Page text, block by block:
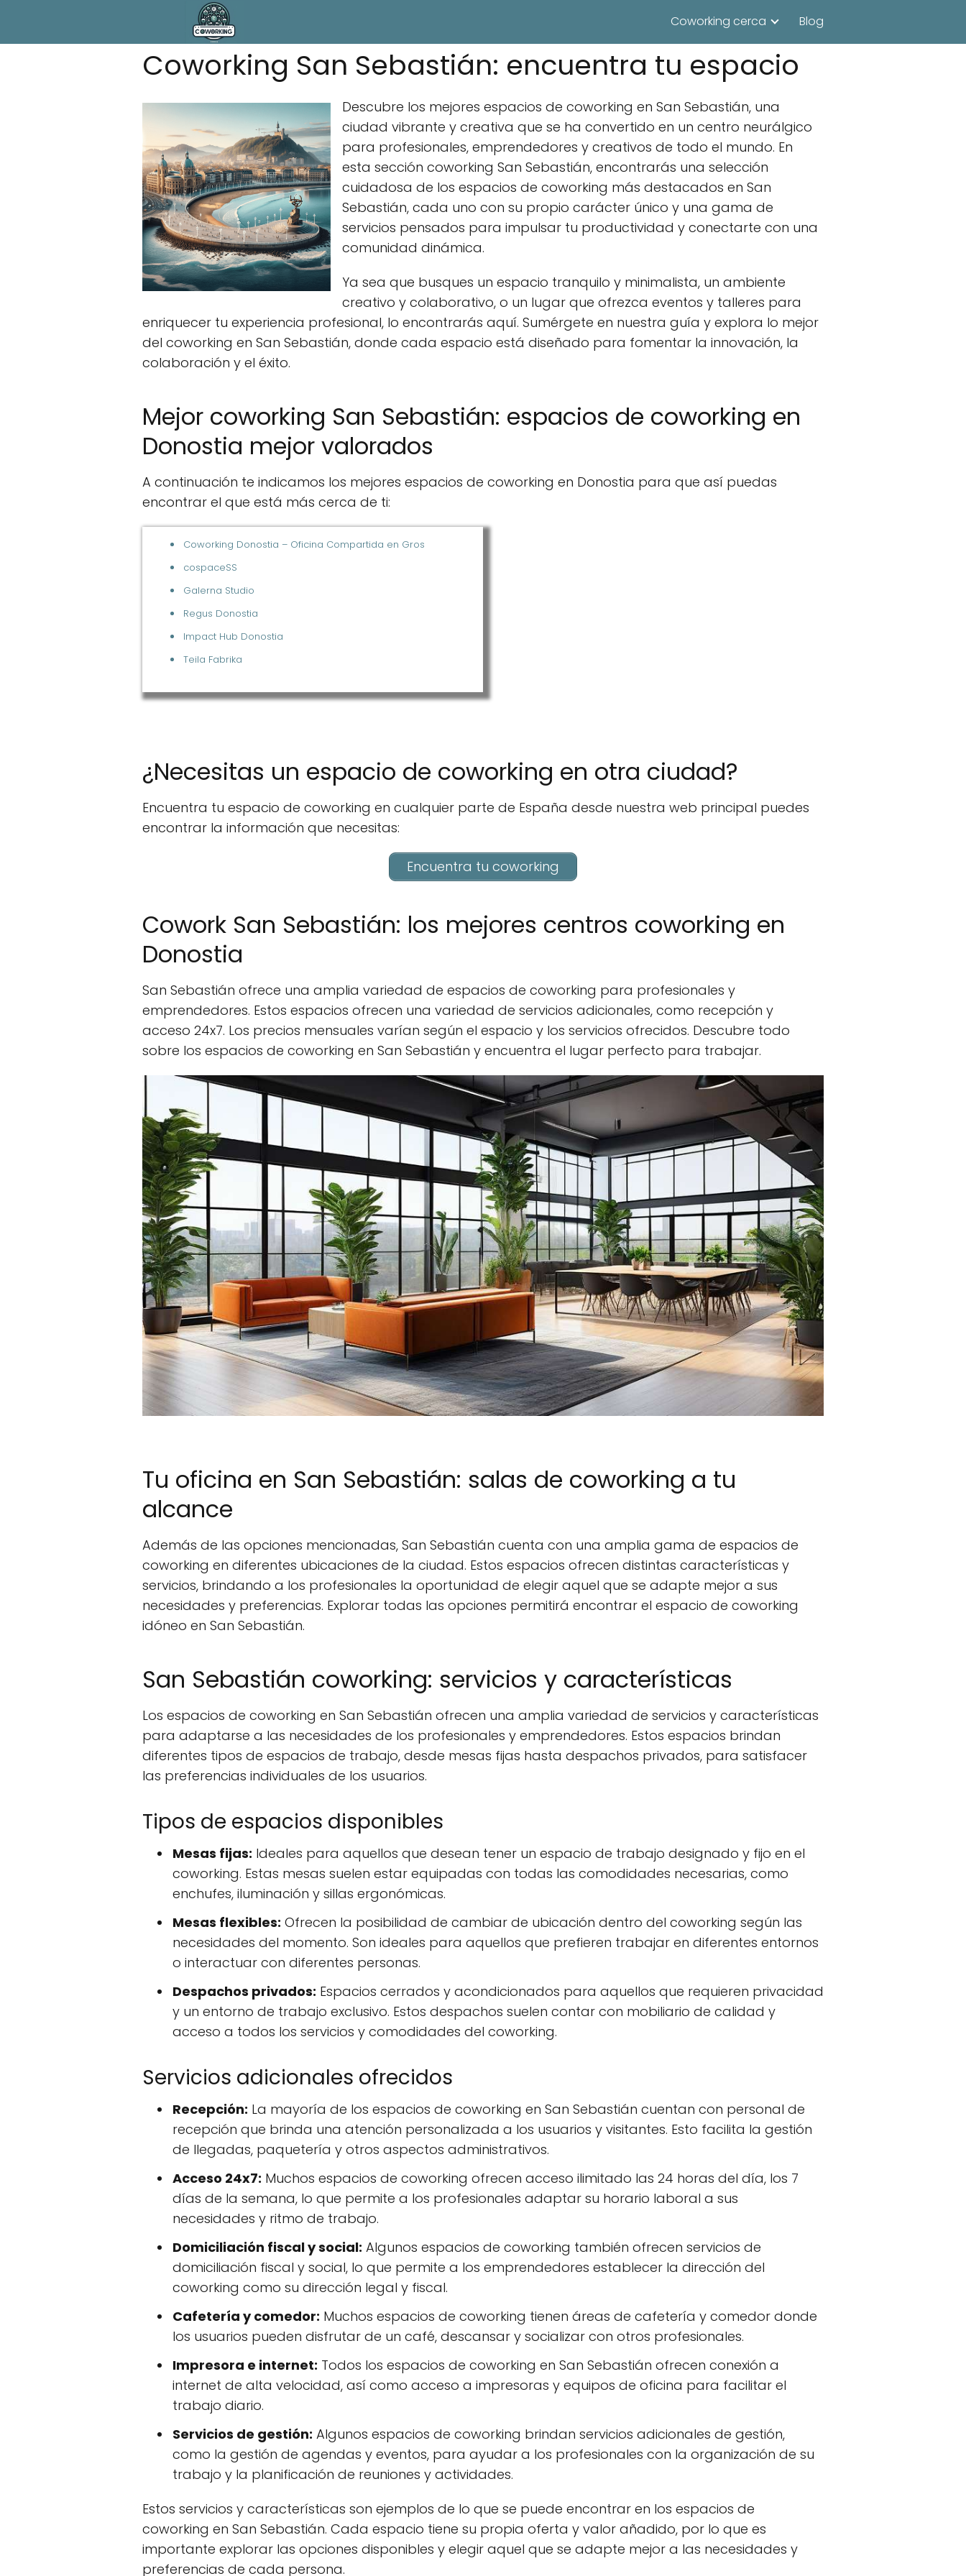
Coworking cerca Blog
Coworking San Sebastián: encuentra tu espacio
Descubre los mejores espacios de coworking en San Sebastián, una
ciudad vibrante y creativa que se ha convertido en un centro neurálgico
para profesionales, emprendedores y creativos de todo el mundo. En
esta sección coworking San Sebastián, encontrarás una selección
cuidadosa de los espacios de coworking más destacados en San
Sebastián, cada uno con su propio carácter único y una gama de
servicios pensados para impulsar tu productividad y conectarte con una
comunidad dinámica.
Ya sea que busques un espacio tranquilo y minimalista, un ambiente
creativo y colaborativo, o un lugar que ofrezca eventos y talleres para
enriquecer tu experiencia profesional, lo encontrarás aquí. Sumérgete en nuestra guía y explora lo mejor
del coworking en San Sebastián, donde cada espacio está diseñado para fomentar la innovación, la
colaboración y el éxito.
Mejor coworking San Sebastián: espacios de coworking en
Donostia mejor valorados
A continuación te indicamos los mejores espacios de coworking en Donostia para que así puedas
encontrar el que está más cerca de ti:
Coworking Donostia – Oficina Compartida en Gros
cospaceSS
Galerna Studio
Regus Donostia
Impact Hub Donostia
Teila Fabrika
¿Necesitas un espacio de coworking en otra ciudad?
Encuentra tu espacio de coworking en cualquier parte de España desde nuestra web principal puedes
encontrar la información que necesitas:
Encuentra tu coworking
Cowork San Sebastián: los mejores centros coworking en
Donostia
San Sebastián ofrece una amplia variedad de espacios de coworking para profesionales y
emprendedores. Estos espacios ofrecen una variedad de servicios adicionales, como recepción y
acceso 24x7. Los precios mensuales varían según el espacio y los servicios ofrecidos. Descubre todo
sobre los espacios de coworking en San Sebastián y encuentra el lugar perfecto para trabajar.
Tu oficina en San Sebastián: salas de coworking a tu
alcance
Además de las opciones mencionadas, San Sebastián cuenta con una amplia gama de espacios de
coworking en diferentes ubicaciones de la ciudad. Estos espacios ofrecen distintas características y
servicios, brindando a los profesionales la oportunidad de elegir aquel que se adapte mejor a sus
necesidades y preferencias. Explorar todas las opciones permitirá encontrar el espacio de coworking
idóneo en San Sebastián.
San Sebastián coworking: servicios y características
Los espacios de coworking en San Sebastián ofrecen una amplia variedad de servicios y características
para adaptarse a las necesidades de los profesionales y emprendedores. Estos espacios brindan
diferentes tipos de espacios de trabajo, desde mesas fijas hasta despachos privados, para satisfacer
las preferencias individuales de los usuarios.
Tipos de espacios disponibles
Mesas fijas: Ideales para aquellos que desean tener un espacio de trabajo designado y fijo en el
coworking. Estas mesas suelen estar equipadas con todas las comodidades necesarias, como
enchufes, iluminación y sillas ergonómicas.
Mesas flexibles: Ofrecen la posibilidad de cambiar de ubicación dentro del coworking según las
necesidades del momento. Son ideales para aquellos que prefieren trabajar en diferentes entornos
o interactuar con diferentes personas.
Despachos privados: Espacios cerrados y acondicionados para aquellos que requieren privacidad
y un entorno de trabajo exclusivo. Estos despachos suelen contar con mobiliario de calidad y
acceso a todos los servicios y comodidades del coworking.
Servicios adicionales ofrecidos
Recepción: La mayoría de los espacios de coworking en San Sebastián cuentan con personal de
recepción que brinda una atención personalizada a los usuarios y visitantes. Esto facilita la gestión
de llegadas, paquetería y otros aspectos administrativos.
Acceso 24x7: Muchos espacios de coworking ofrecen acceso ilimitado las 24 horas del día, los 7
días de la semana, lo que permite a los profesionales adaptar su horario laboral a sus
necesidades y ritmo de trabajo.
Domiciliación fiscal y social: Algunos espacios de coworking también ofrecen servicios de
domiciliación fiscal y social, lo que permite a los emprendedores establecer la dirección del
coworking como su dirección legal y fiscal.
Cafetería y comedor: Muchos espacios de coworking tienen áreas de cafetería y comedor donde
los usuarios pueden disfrutar de un café, descansar y socializar con otros profesionales.
Impresora e internet: Todos los espacios de coworking en San Sebastián ofrecen conexión a
internet de alta velocidad, así como acceso a impresoras y equipos de oficina para facilitar el
trabajo diario.
Servicios de gestión: Algunos espacios de coworking brindan servicios adicionales de gestión,
como la gestión de agendas y eventos, para ayudar a los profesionales con la organización de su
trabajo y la planificación de reuniones y actividades.
Estos servicios y características son ejemplos de lo que se puede encontrar en los espacios de
coworking en San Sebastián. Cada espacio tiene su propia oferta y valor añadido, por lo que es
importante explorar las opciones disponibles y elegir aquel que se adapte mejor a las necesidades y
preferencias de cada persona.